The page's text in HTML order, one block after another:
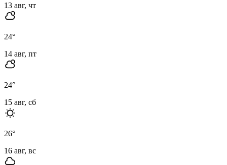
13 авг, чт
24°
14 авг, пт
24°
15 авг, сб
26°
16 авг, вс